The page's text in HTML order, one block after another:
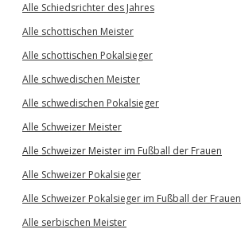
Alle Schiedsrichter des Jahres
Alle schottischen Meister
Alle schottischen Pokalsieger
Alle schwedischen Meister
Alle schwedischen Pokalsieger
Alle Schweizer Meister
Alle Schweizer Meister im Fußball der Frauen
Alle Schweizer Pokalsieger
Alle Schweizer Pokalsieger im Fußball der Frauen
Alle serbischen Meister